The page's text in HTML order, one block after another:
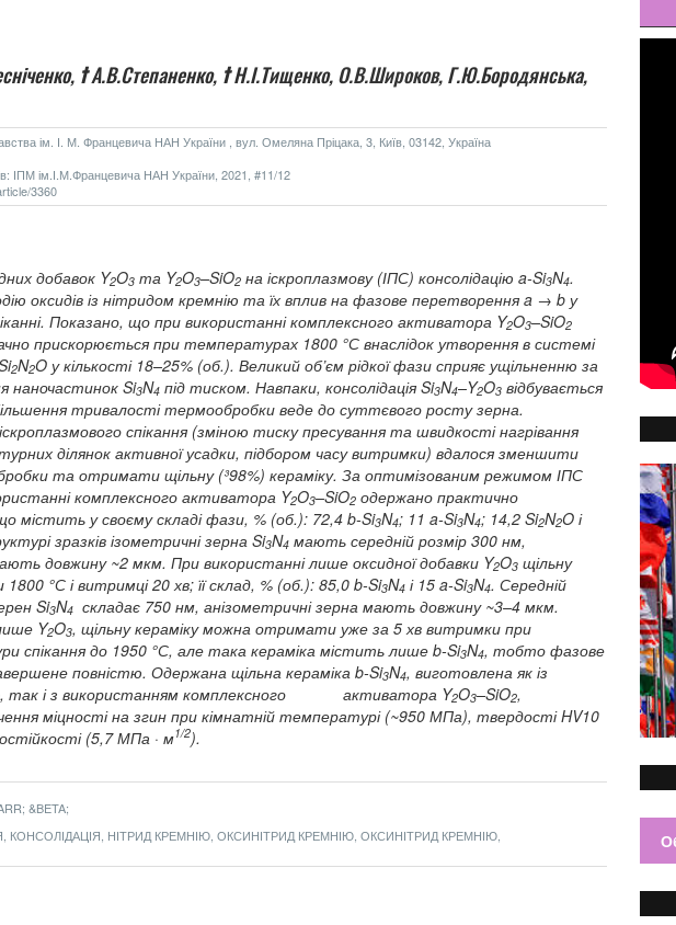
†А.В.Степаненко, †Н.І.Тищенко, O.В.Широков, Г.Ю.Бородянська,
ім. І. М. Францевича НАН України , вул. Омеляна Пріцака, 3, Київ, 03142, Україна
ІПМ ім.І.М.Францевича НАН України, 2021, #11/12
3360
добавок Y2O3 та Y2O3–SiO2 на іскроплазмову (ІПС) консолідацію a-Si3N4.
оксидів із нітридом кремнію та їх вплив на фазове перетворення a → b у
Показано, що при використанні комплексного активатора Y2O3–SiO2
прискорюється при температурах 1800 °С внаслідок утворення в системі
2N2O у кількості 18–25% (об.). Великий об’єм рідкої фази сприяє ущільненню за
наночастинок Si3N4 під тиском. Навпаки, консолідація Si3N4–Y2O3 відбувається
тривалості термообробки веде до суттєвого росту зерна.
спікання (зміною тиску пресування та швидкості нагрівання
ділянок активної усадки, підбором часу витримки) вдалося зменшити
та отримати щільну (³98%) кераміку. За оптимізованим режимом ІПС
комплексного активатора Y2O3–SiO2 одержано практично
містить у своєму складі фази, % (об.): 72,4 b-Si3N4; 11 a-Si3N4; 14,2 Si2N2O і
зразків ізометричні зерна Si3N4 мають середній розмір 300 нм,
довжину ~2 мкм. При використанні лише оксидної добавки Y2O3 щільну
°С і витримці 20 хв; її склад, % (об.): 85,0 b-Si3N4 і 15 a-Si3N4. Середній
Si3N4 складає 750 нм, анізометричні зерна мають довжину ~3–4 мкм.
Y2O3, щільну кераміку можна отримати уже за 5 хв витримки при
спікання до 1950 °С, але така кераміка містить лише b-Si3N4, тобто фазове
повністю. Одержана щільна кераміка b-Si3N4, виготовлена як із
, так і з використанням комплексного активатора Y2O3–SiO2,
міцності на згин при кімнатній температурі (~950 МПа), твердості HV10
(5,7 МПа · м1/2).
&BETA;
КОНСОЛІДАЦІЯ, НІТРИД КРЕМНІЮ, ОКСИНІТРИД КРЕМНІЮ, ОКСИНІТРИД КРЕМНІЮ,